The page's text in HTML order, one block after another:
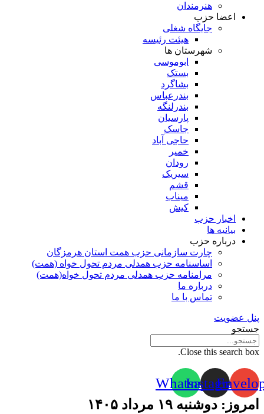
هنرمندان
اعضا حزب
جایگاه شغلی
هیئت رئیسه
شهرستان ها
ابوموسی
بستک
بشاگرد
بندرعباس
بندرلنگه
پارسیان
جاسک
حاجی آباد
خمیر
رودان
سیریک
قشم
میناب
کیش
اخبار حزب
بیانیه ها
درباره حزب
چارت سازمانی حزب همت استان هرمزگان
اساسنامه حزب همدلی مردم تحول خواه (همت)
مرامنامه حزب همدلی مردم تحول خواه(همت)
درباره ما
تماس با ما
پنل عضویت
جستجو
Close this search box.
Instagram
Whatsapp
امروز: دوشنبه ۱۹ مرداد ۱۴۰۵